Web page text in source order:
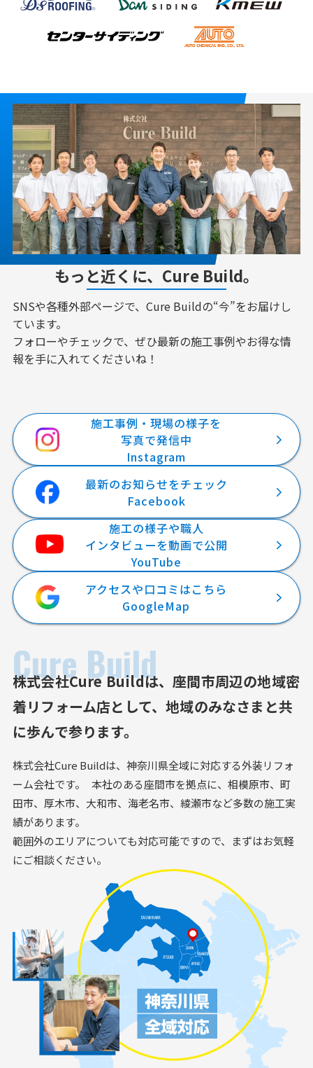
もっと近くに、Cure Build。
SNSや各種外部ページで、Cure Buildの“今”をお届けし
ています。
フォローやチェックで、ぜひ最新の施工事例やお得な情
報を手に入れてくださいね！
施工事例・現場の様子を
写真で発信中
Instagram
最新のお知らせをチェック
Facebook
施工の様子や職人
インタビューを動画で公開
YouTube
アクセスや口コミはこちら
GoogleMap
Cure Build
株式会社Cure Buildは、座間市周辺の地域密
着リフォーム店として、地域のみなさまと共
に歩んで参ります。
株式会社Cure Buildは、神奈川県全域に対応する外装リフォ
ーム会社です。 本社のある座間市を拠点に、相模原市、町
田市、厚木市、大和市、海老名市、綾瀬市など多数の施工実
績があります。
範囲外のエリアについても対応可能ですので、まずはお気軽
にご相談ください。